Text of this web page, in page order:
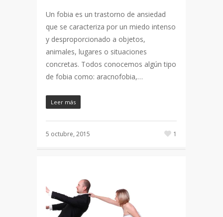
Un fobia es un trastorno de ansiedad
que se caracteriza por un miedo intenso
y desproporcionado a objetos,
animales, lugares o situaciones
concretas. Todos conocemos algún tipo
de fobia como: aracnofobia,…
Leer más
5 octubre, 2015 1